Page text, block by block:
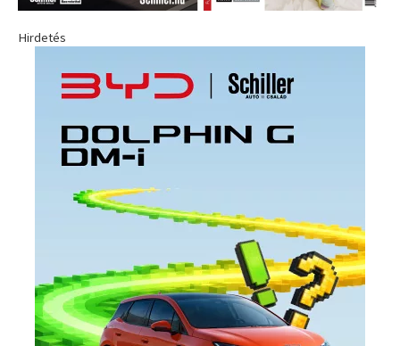
Hirdetés